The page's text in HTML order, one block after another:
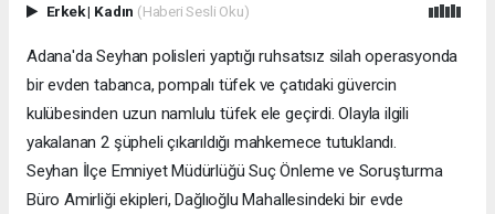
Erkek| Kadın (Haberi Sesli Oku)
Adana'da Seyhan polisleri yaptığı ruhsatsız silah operasyonda
bir evden tabanca, pompalı tüfek ve çatıdaki güvercin
kulübesinden uzun namlulu tüfek ele geçirdi. Olayla ilgili
yakalanan 2 şüpheli çıkarıldığı mahkemece tutuklandı.
Seyhan İlçe Emniyet Müdürlüğü Suç Önleme ve Soruşturma
Büro Amirliği ekipleri, Dağlıoğlu Mahallesindeki bir evde